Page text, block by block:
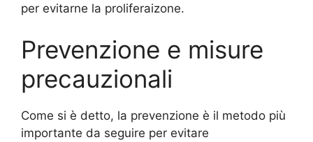
per evitarne la proliferaizone.
Prevenzione e misure
precauzionali
Come si è detto, la prevenzione è il metodo più
importante da seguire per evitare